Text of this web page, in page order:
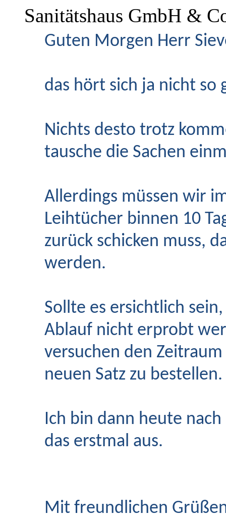
Sanitätshaus GmbH &
Guten Morgen Herr
das hört sich ja nicht so
Nichts desto trotz
tausche die Sachen
Allerdings müssen wir
Leihtücher binnen 10
zurück schicken muss,
werden.
Sollte es ersichtlich
Ablauf nicht erprobt
versuchen den
neuen Satz zu bestellen.
Ich bin dann heute
das erstmal aus.
Mit freundlichen